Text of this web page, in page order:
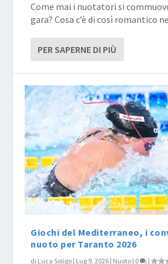
Come mai i nuotatori si
gara? Cosa c’è di così romantico
PER SAPERNE DI PIÙ
Giochi del Mediterraneo, i
nuoto per Taranto 2026
di Luca Soligo | Lug 9, 2026 | Nuoto | 0 |